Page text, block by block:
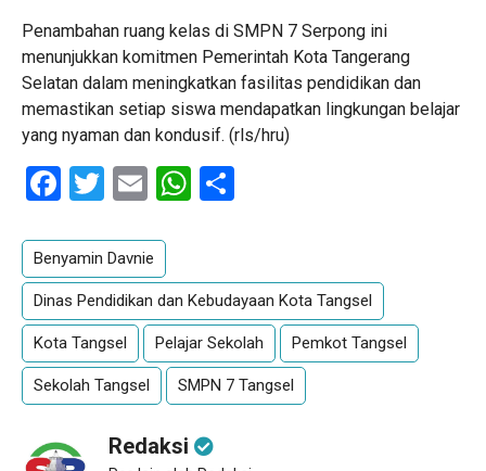
Penambahan ruang kelas di SMPN 7 Serpong ini
menunjukkan komitmen Pemerintah Kota Tangerang
Selatan dalam meningkatkan fasilitas pendidikan dan
memastikan setiap siswa mendapatkan lingkungan belajar
yang nyaman dan kondusif. (rls/hru)
Facebook
Twitter
EmailWhatsApp
Benyamin Davnie
Dinas Pendidikan dan Kebudayaan Kota Tangsel
Kota Tangsel Pelajar Sekolah Pemkot Tangsel
Sekolah Tangsel SMPN 7 Tangsel
Redaksi